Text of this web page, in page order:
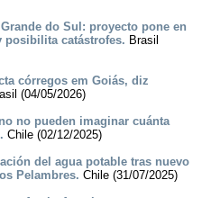
do Sul: proyecto pone en
posibilita catástrofes. Brasil
córregos em Goiás, diz
(04/05/2026)
no pueden imaginar cuánta
Chile (02/12/2025)
del agua potable tras nuevo
Pelambres. Chile (31/07/2025)